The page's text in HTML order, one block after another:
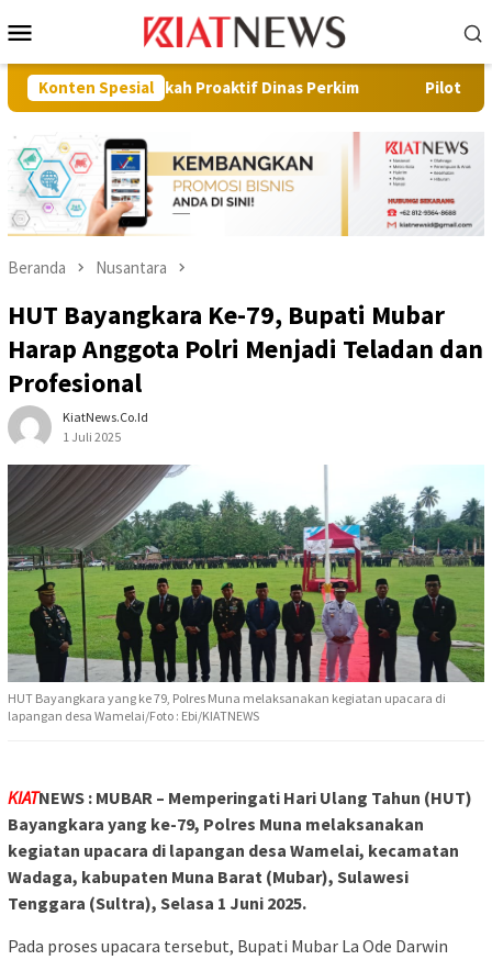
ke
Mobile
Konten Spesial
Proaktif Dinas Perkim Pilot Project, Kementerian
Beranda Nusantara
HUT Bayangkara Ke-79, Bupati Mubar
Harap Anggota Polri Menjadi Teladan dan
Profesional
KiatNews.co.id
1 Juli 2025
HUT Bayangkara yang ke 79, Polres Muna melaksanakan kegiatan upacara di
lapangan desa Wamelai/Foto : Ebi/KIATNEWS
KIATNEWS : MUBAR – Memperingati Hari Ulang Tahun (HUT)
Bayangkara yang ke-79, Polres Muna melaksanakan
kegiatan upacara di lapangan desa Wamelai, kecamatan
Wadaga, kabupaten Muna Barat (Mubar), Sulawesi
Tenggara (Sultra), Selasa 1 Juni 2025.
Pada proses upacara tersebut, Bupati Mubar La Ode Darwin